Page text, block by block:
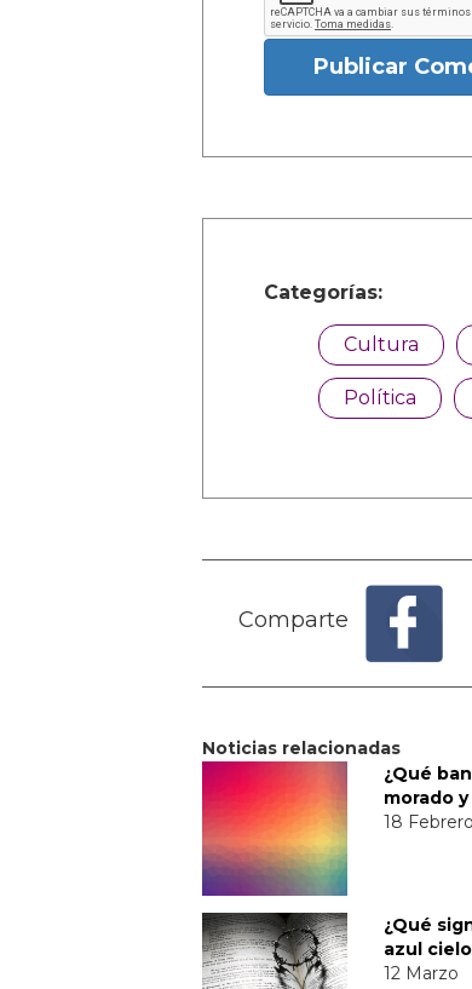
Publicar
Categorías:
Cultura
Política
Comparte
Noticias relacionadas
¿Qué
morado
18 Febrero
¿Qué
azul
12 Marzo